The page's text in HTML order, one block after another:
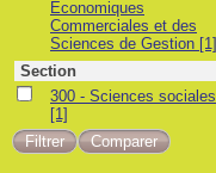
Économiques
Commerciales et des
Sciences de Gestion [1]
Section
300 - Sciences sociales
[1]